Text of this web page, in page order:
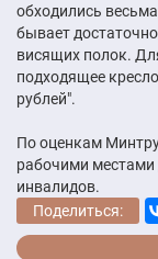
обходились
бывает
висящих полок.
подходящее
рублей".
По оценкам
рабочими местами
инвалидов.
Поделиться: